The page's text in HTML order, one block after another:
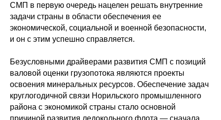
СМП в первую очередь нацелен решать внутренние
задачи страны в области обеспечения ее
экономической, социальной и военной безопасности,
и он с этим успешно справляется.
Безусловными драйверами развития СМП с позиций
валовой оценки грузопотока являются проекты
освоения минеральных ресурсов. Обеспечение задач
круглогодичной связи Норильского промышленного
района с экономикой страны стало основной
причиной развития ледокольного флота — сначала